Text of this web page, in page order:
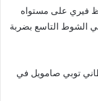
فيري على مستواه
الشوط التاسع بضربة
توبي صامويل في